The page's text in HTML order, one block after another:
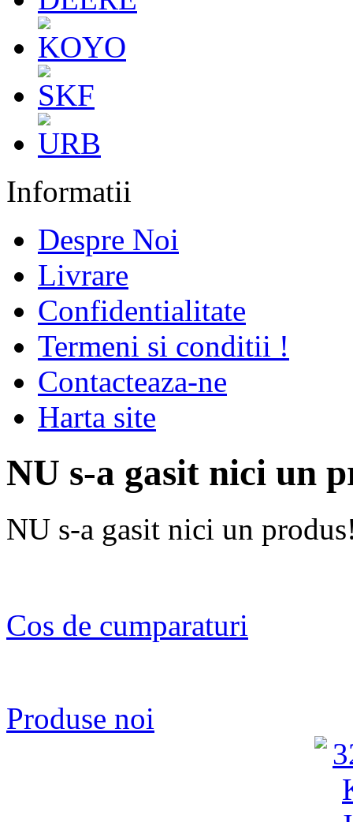
Informatii
Despre Noi
Livrare
Confidentialitate
Termeni si conditii !
Contacteaza-ne
Harta site
NU s-a gasit nici un
NU s-a gasit nici un
Cos de cumparaturi
Produse noi